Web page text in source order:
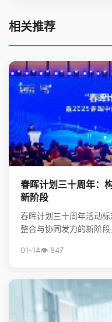
相关推荐
春晖计划三十周年：
新阶段
春晖计划三十周年活动
整合与协同发力的新阶
01-14👁️ 847